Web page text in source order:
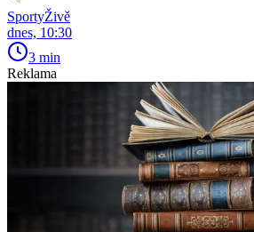
SportyŽivě
dnes, 10:30
3 min
Reklama